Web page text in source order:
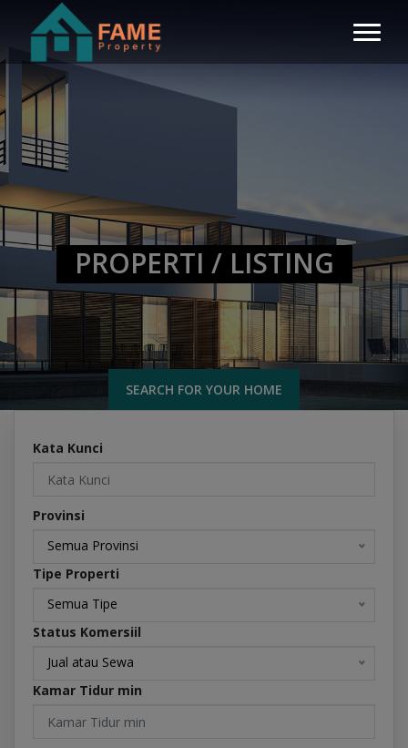
PROPERTI / LISTING
SEARCH FOR YOUR HOME
Kata Kunci
Provinsi
Semua Provinsi
Tipe Properti
Semua Tipe
Status Komersiil
Jual atau Sewa
Kamar Tidur min